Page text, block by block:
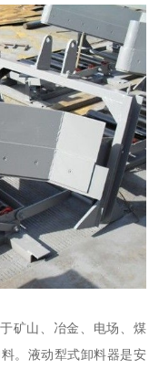
矿山、冶金、电场、煤
。液动犁式卸料器是安